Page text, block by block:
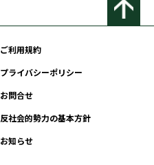
ご利用規約
プライバシーポリシー
お問合せ
反社会的勢力の基本方針
お知らせ